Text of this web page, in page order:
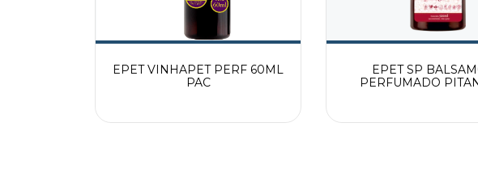
EPET VINHAPET PERF 60ML
PAC
EPET SP
PERFUMADO